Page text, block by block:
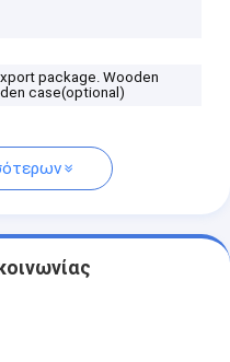
package. Wooden
case(optional)